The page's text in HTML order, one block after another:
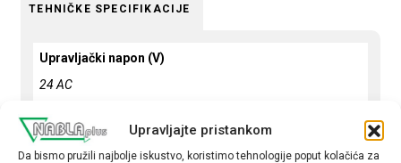
Upravljajte pristankom
Da bismo pružili najbolje iskustvo, koristimo tehnologije poput kolačića za
TEHNIČKE SPECIFIKACIJE
Upravljački napon (V)
24 AC
Snaga motora (kW)
4